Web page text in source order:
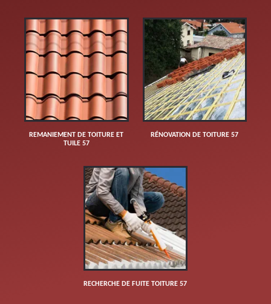
REMANIEMENT DE TOITURE ET
TUILE 57
RÉNOVATION DE TOITURE 57
RECHERCHE DE FUITE TOITURE 57